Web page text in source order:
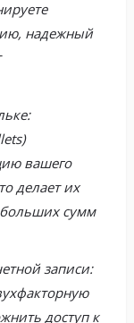
надежный
вашего
делает их
сумм
записи:
доступ к